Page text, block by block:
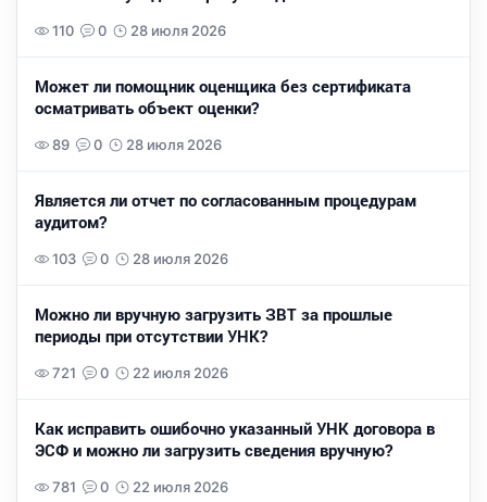
110 0 28 июля 2026
Может ли помощник оценщика без сертификата
осматривать объект оценки?
89 0 28 июля 2026
Является ли отчет по согласованным процедурам
аудитом?
103 0 28 июля 2026
Можно ли вручную загрузить ЗВТ за прошлые
периоды при отсутствии УНК?
721 0 22 июля 2026
Как исправить ошибочно указанный УНК договора в
ЭСФ и можно ли загрузить сведения вручную?
781 0 22 июля 2026